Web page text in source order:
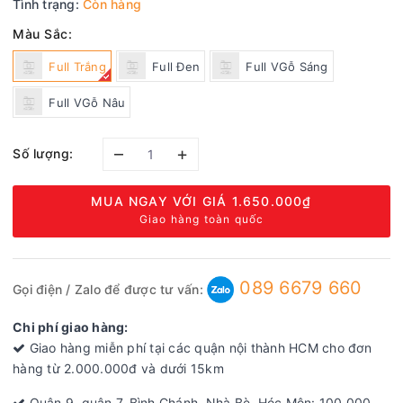
Tình trạng: Còn hàng
Màu Sắc:
Full Trắng Full Đen Full VGỗ Sáng
Full VGỗ Nâu
Số lượng: – +
MUA NGAY VỚI GIÁ 1.650.000₫
Giao hàng toàn quốc
Gọi điện / Zalo để được tư vấn: 089 6679 660
Chi phí giao hàng:
Giao hàng miễn phí tại các quận nội thành HCM cho đơn
hàng từ 2.000.000đ và dưới 15km